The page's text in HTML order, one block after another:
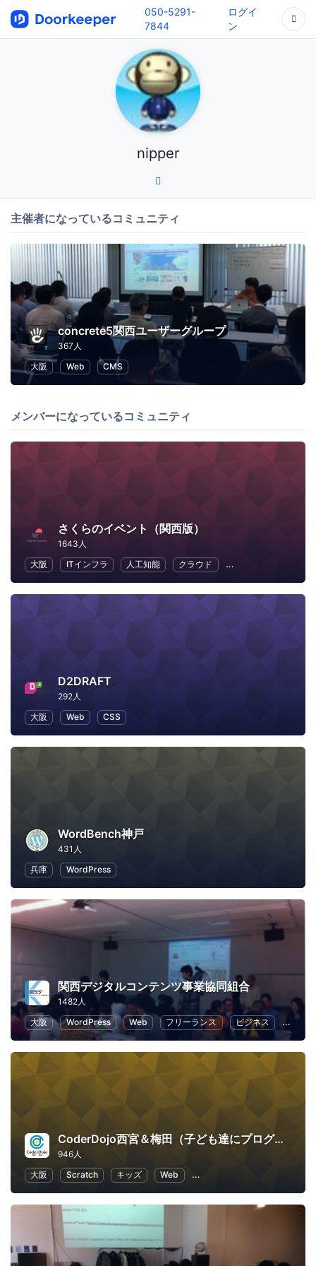
050-5291-
7844
ログイ
ン
nipper
主催者になっているコミュニティ
concrete5関西ユーザーグループ
367人
大阪
Web CMS
メンバーになっているコミュニティ
さくらのイベント（関西版）
1643人
大阪
ITインフラ 人工知能 クラウド 地域経済と地域社会
D2DRAFT
292人
大阪
Web CSS
WordBench神戸
431人
兵庫
WordPress
関西デジタルコンテンツ事業協同組合
1482人
大阪
WordPress Web フリーランス ビジネス ECマ
CoderDojo西宮＆梅田（子ども達にプログラミングやHTMLコードを教える道場）
946人
大阪
Scratch キッズ Web 子供向けプログラミング